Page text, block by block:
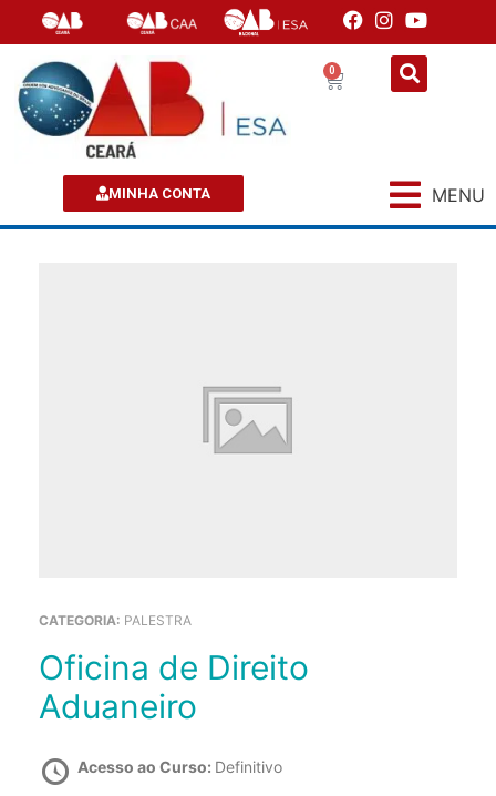
0
MINHA CONTA MENU
CATEGORIA: PALESTRA
Oficina de Direito
Aduaneiro
Acesso ao Curso: Definitivo